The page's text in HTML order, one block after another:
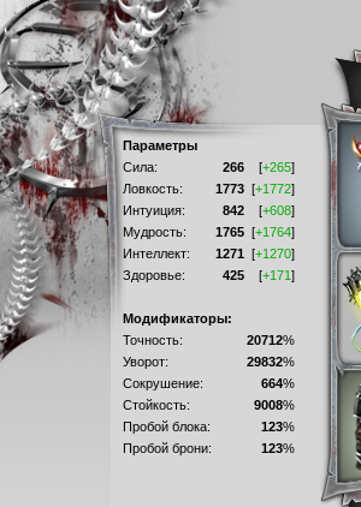
Параметры
Сила:
266 [+265]
Ловкость:
1773 [+1772]
Интуиция:
842 [+608]
Мудрость:
1765 [+1764]
Интеллект:
1271 [+1270]
Здоровье:
425 [+171]
Модификаторы:
Точность:
20712%
Уворот:
29832%
Сокрушение:
664%
Стойкость:
9008%
Пробой блока:
123%
Пробой брони:
123%